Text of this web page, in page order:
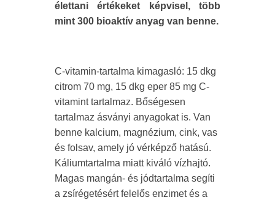
élettani értékeket képvisel, több
mint 300 bioaktív anyag van benne.
C-vitamin-tartalma kimagasló: 15 dkg
citrom 70 mg, 15 dkg eper 85 mg C-
vitamint tartalmaz. Bőségesen
tartalmaz ásványi anyagokat is. Van
benne kalcium, magnézium, cink, vas
és folsav, amely jó vérképző hatású.
Káliumtartalma miatt kiváló vízhajtó.
Magas mangán- és jódtartalma segíti
a zsírégetésért felelős enzimet és a